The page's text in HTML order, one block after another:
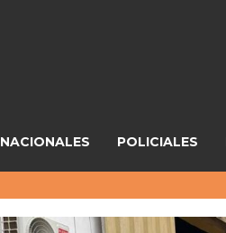
NACIONALES POLICIALES